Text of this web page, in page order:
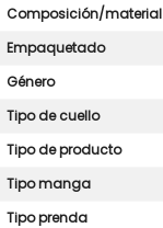
Composición/material
Empaquetado
Género
Tipo de cuello
Tipo de producto
Tipo manga
Tipo prenda